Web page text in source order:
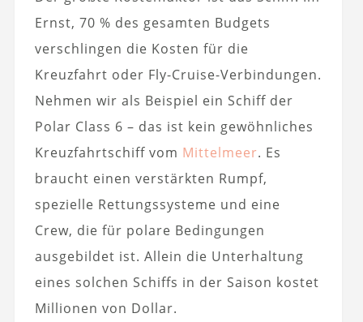
Ernst, 70 % des gesamten Budgets
verschlingen die Kosten für die
Kreuzfahrt oder Fly-Cruise-Verbindungen.
Nehmen wir als Beispiel ein Schiff der
Polar Class 6 – das ist kein gewöhnliches
Kreuzfahrtschiff vom Mittelmeer. Es
braucht einen verstärkten Rumpf,
spezielle Rettungssysteme und eine
Crew, die für polare Bedingungen
ausgebildet ist. Allein die Unterhaltung
eines solchen Schiffs in der Saison kostet
Millionen von Dollar.